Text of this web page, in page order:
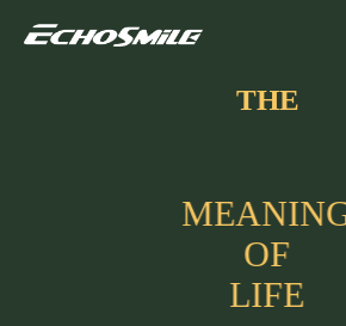
THE
MEANIN
OF
LIFE